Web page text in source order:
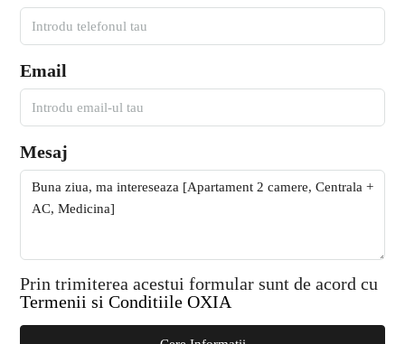
Email
Mesaj
Prin trimiterea acestui formular sunt de acord cu
Termenii si Conditiile OXIA